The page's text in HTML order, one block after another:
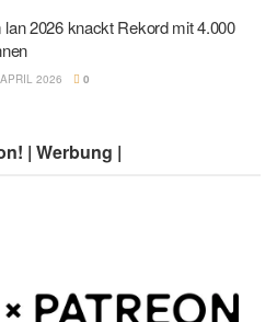
2026 knackt Rekord mit 4.000
2026 0
| Werbung |